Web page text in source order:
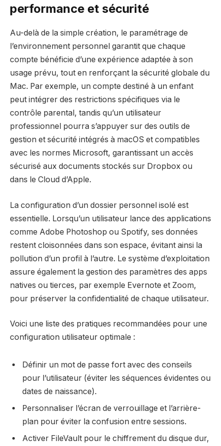
performance et sécurité
Au-delà de la simple création, le paramétrage de
l’environnement personnel garantit que chaque
compte bénéficie d’une expérience adaptée à son
usage prévu, tout en renforçant la sécurité globale du
Mac. Par exemple, un compte destiné à un enfant
peut intégrer des restrictions spécifiques via le
contrôle parental, tandis qu’un utilisateur
professionnel pourra s’appuyer sur des outils de
gestion et sécurité intégrés à macOS et compatibles
avec les normes Microsoft, garantissant un accès
sécurisé aux documents stockés sur Dropbox ou
dans le Cloud d’Apple.
La configuration d’un dossier personnel isolé est
essentielle. Lorsqu’un utilisateur lance des applications
comme Adobe Photoshop ou Spotify, ses données
restent cloisonnées dans son espace, évitant ainsi la
pollution d’un profil à l’autre. Le système d’exploitation
assure également la gestion des paramètres des apps
natives ou tierces, par exemple Evernote et Zoom,
pour préserver la confidentialité de chaque utilisateur.
Voici une liste des pratiques recommandées pour une
configuration utilisateur optimale :
Définir un mot de passe fort avec des conseils
pour l’utilisateur (éviter les séquences évidentes ou
dates de naissance).
Personnaliser l’écran de verrouillage et l’arrière-
plan pour éviter la confusion entre sessions.
Activer FileVault pour le chiffrement du disque dur,